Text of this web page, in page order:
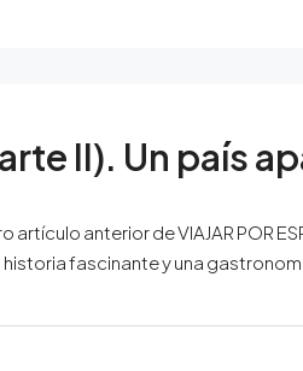
II). Un país
anterior de VIAJAR POR
fascinante y una